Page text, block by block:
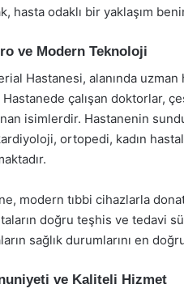
hasta odaklı bir yaklaşım
ve Modern Teknoloji
Hastanesi, alanında
Hastanede çalışan doktorlar,
isimlerdir. Hastanenin
ortopedi, kadın
modern tıbbi cihazlarla
doğru teşhis ve tedavi
sağlık durumlarını en
ve Kaliteli Hizmet